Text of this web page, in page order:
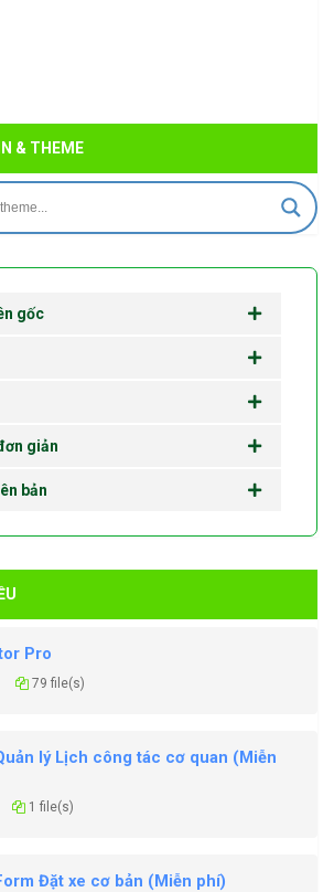
& THEME
gốc
giản
bản
Pro
79 file(s)
lý Lịch công tác cơ quan (Miễn
1 file(s)
Đặt xe cơ bản (Miễn phí)